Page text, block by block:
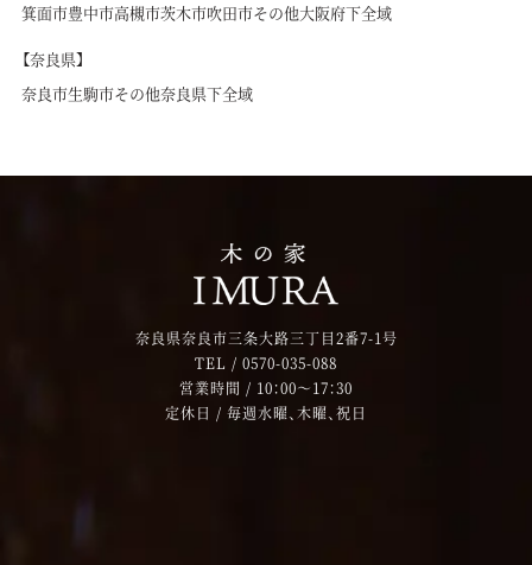
箕面市豊中市高槻市茨木市吹田市その他大阪府下全域
【奈良県】
奈良市生駒市その他奈良県下全域
奈良県奈良市三条大路三丁目2番7-1号
TEL / 0570-035-088
営業時間 / 10：00～17：30
定休日 / 毎週水曜、木曜、祝日